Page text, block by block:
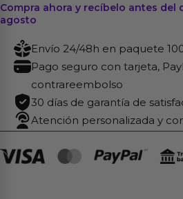
4.5
cm
Natural
cantidad
Compra ahora y recíbelo antes del
agosto
Envío 24/48h en paquete
Pago seguro con tarjeta,
contrareembolso
30 días de garantía de
Atención personalizada y